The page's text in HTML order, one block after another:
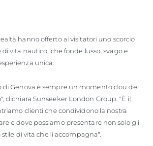
hanno offerto ai visitatori uno scorcio
vita nautico, che fonde lusso, svago e
unica.
di Genova è sempre un momento clou del
dichiara Sunseeker London Group. "È il
clienti che condividono la nostra
e dove possiamo presentare non solo gli
di vita che li accompagna".